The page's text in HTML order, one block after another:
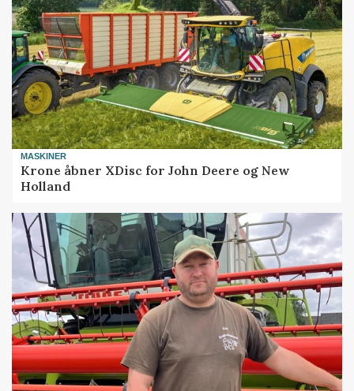
MASKINER
Krone åbner XDisc for John Deere og New
Holland